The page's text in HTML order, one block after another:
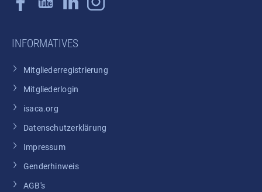
INFORMATIVES
Mitgliederregistrierung
Mitgliederlogin
isaca.org
Datenschutzerklärung
Impressum
Genderhinweis
AGB's